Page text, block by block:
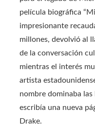
película biográfica
impresionante
millones, devolvió al
de la conversación
mientras el interés
artista
nombre dominaba
escribía una nueva
Drake.